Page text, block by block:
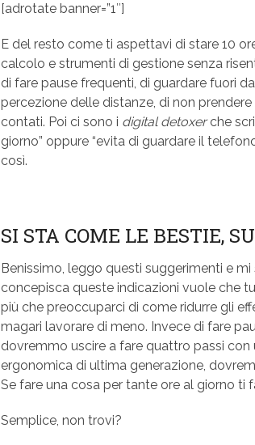
[adrotate banner=”1″]
E del resto come ti aspettavi di stare 10
calcolo e strumenti di gestione senza
di fare pause frequenti, di guardare fuori
percezione delle distanze, di non
contati. Poi ci sono i digital detoxerche
giorno” oppure “evita di guardare il
così.
SI STA COME LE BESTIE,
Benissimo, leggo questi suggerimenti e
concepisca queste indicazioni vuole che
più che preoccuparci di come ridurre gli
magari lavorare di meno. Invece di fare
dovremmo uscire a fare quattro passi
ergonomica di ultima generazione,
Se fare una cosa per tante ore al giorno ti
Semplice, non trovi?